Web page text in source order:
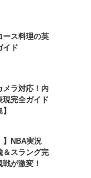
ース料理の英
イド
メラ対応！内
現完全ガイド
】NBA実況
＆スラング完
が激変！